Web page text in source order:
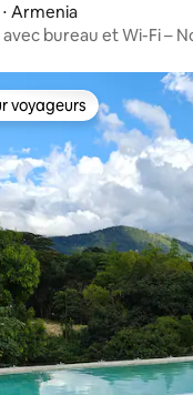
Armenia
bureau et Wi-Fi –
voyageurs
voyageurs